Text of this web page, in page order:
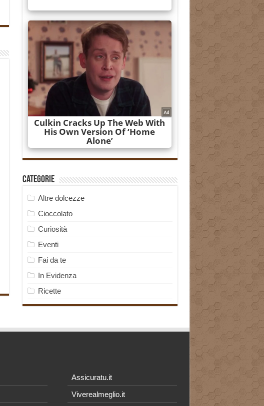
Categorie
Altre dolcezze
Cioccolato
Curiosità
Eventi
Fai da te
In Evidenza
Ricette
Assicuratu.it
Viverealmeglio.it